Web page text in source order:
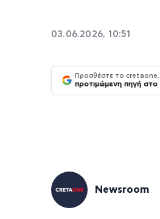
03.06.2026, 10:51
Προσθέστε το
προτιμώμενη πηγή
Newsroom